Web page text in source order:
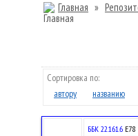
Главная »
Сортировка по:
автору
названию
ББК 22.161.6 Е78